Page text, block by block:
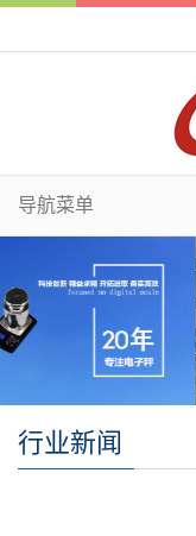
导航菜单
行业新闻